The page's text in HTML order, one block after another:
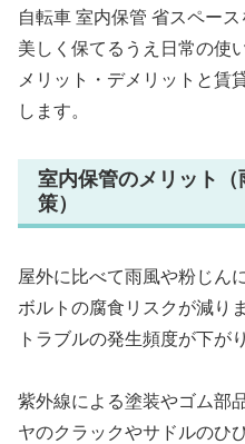
自転車 室内保管 省スペー
美しく保てるうえ日常の使
メリット・デメリットと賃
します。
室内保管のメリット
策）
屋外に比べて雨風や粉じん
ボルトの腐食リスクが減り
トラブルの発生頻度が下が
紫外線による塗装やゴム部
ヤのクラックやサドルのひ